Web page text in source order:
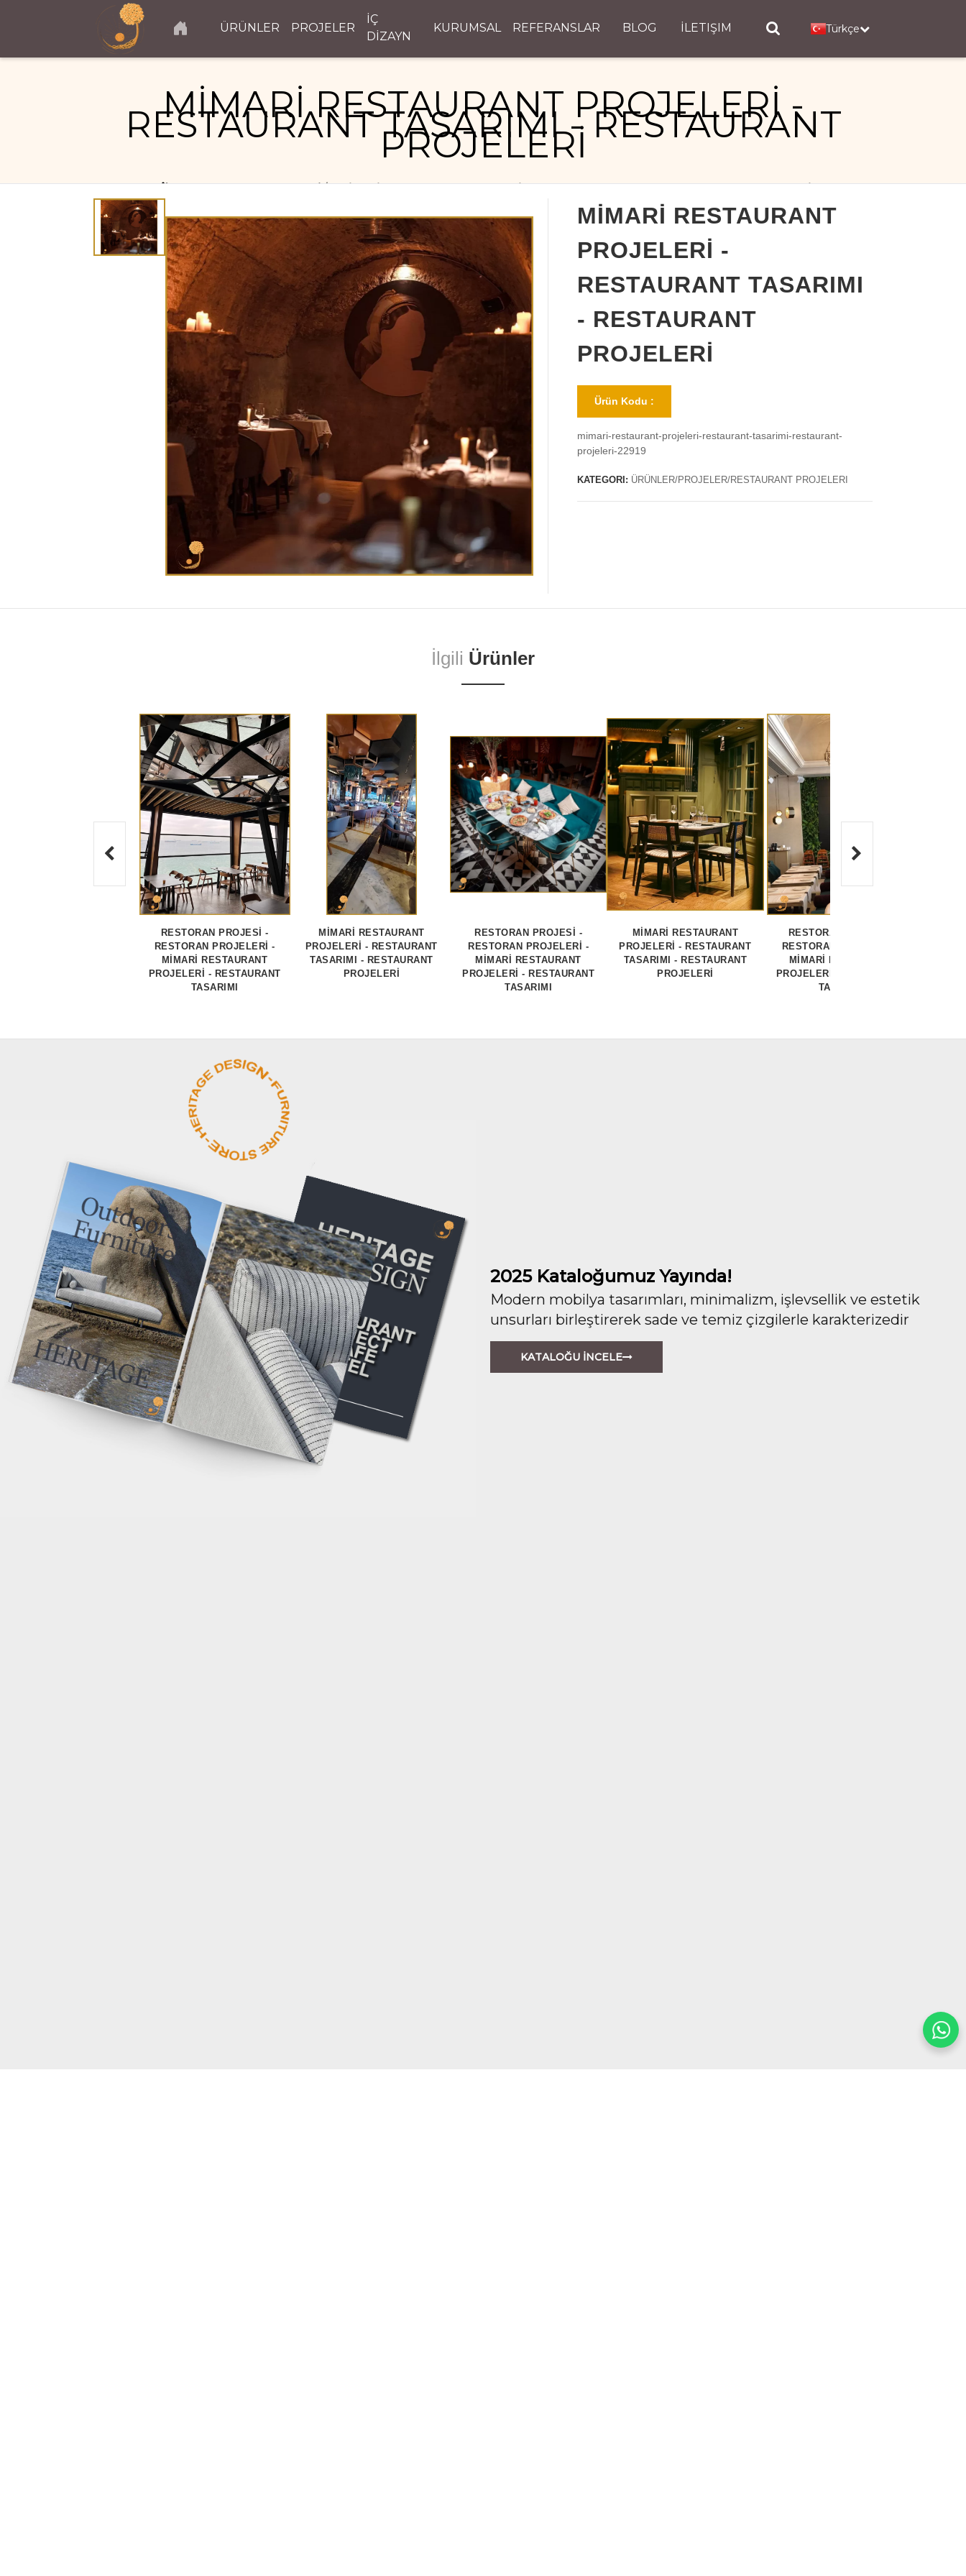
ÜRÜNLER PROJELER
İÇ
DİZAYN
KURUMSAL REFERANSLAR BLOG İLETIŞIM Türkçe
MİMARİ RESTAURANT PROJELERİ -
RESTAURANT TASARIMI - RESTAURANT
PROJELERİ
RESTAURANT PROJELERI MİMARİ RESTAURANT PROJELERİ - RESTAURANT TASARIMI - RESTAURANT PROJELERİ
MİMARİ RESTAURANT
PROJELERİ -
RESTAURANT TASARIMI
- RESTAURANT
PROJELERİ
Ürün Kodu :
mimari-restaurant-projeleri-restaurant-tasarimi-restaurant-
projeleri-22919
KATEGORI: ÜRÜNLER/PROJELER/RESTAURANT PROJELERI
İlgili Ürünler
RESTORAN PROJESİ -
RESTORAN PROJELERİ -
MİMARİ RESTAURANT
PROJELERİ - RESTAURANT
TASARIMI
MİMARİ RESTAURANT
PROJELERİ - RESTAURANT
TASARIMI - RESTAURANT
PROJELERİ
RESTORAN PROJESİ -
RESTORAN PROJELERİ -
MİMARİ RESTAURANT
PROJELERİ - RESTAURANT
TASARIMI
MİMARİ RESTAURANT
PROJELERİ - RESTAURANT
TASARIMI - RESTAURANT
PROJELERİ
RESTORAN PROJESİ -
RESTORAN PROJELERİ -
MİMARİ RESTAURANT
PROJELERİ - RESTAURANT
TASARIMI
2025 Kataloğumuz Yayında!
Modern mobilya tasarımları, minimalizm, işlevsellik ve estetik
unsurları birleştirerek sade ve temiz çizgilerle karakterizedir
KATALOĞU İNCELE